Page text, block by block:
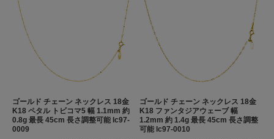
ゴールド チェーン ネックレス 18金
K18 ペタル トビコマ5 幅 1.1mm 約
0.8g 最長 45cm 長さ調整可能 lc97-
0009
ゴールド チェーン ネックレス 18金
K18 ファンタジアウェーブ 幅
1.2mm 約 1.4g 最長 45cm 長さ調整
可能 lc97-0010